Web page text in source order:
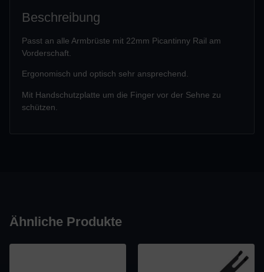
Beschreibung
Passt an alle Armbrüste mit 22mm Picantinny Rail am
Vorderschaft.
Ergonomisch und optisch sehr ansprechend.
Mit Handschutzplatte um die Finger vor der Sehne zu
schützen.
Ähnliche Produkte